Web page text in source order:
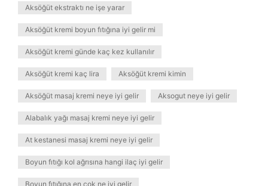
Aksöğüt ekstraktı ne işe yarar
Aksöğüt kremi boyun fıtığına iyi gelir mi
Aksöğüt kremi günde kaç kez kullanılır
Aksöğüt kremi kaç lira Aksöğüt kremi kimin
Aksöğüt masaj kremi neye iyi gelir Aksogut neye iyi gelir
Alabalık yağı masaj kremi neye iyi gelir
At kestanesi masaj kremi neye iyi gelir
Boyun fıtığı kol ağrısına hangi ilaç iyi gelir
Boyun fıtığına en çok ne iyi gelir